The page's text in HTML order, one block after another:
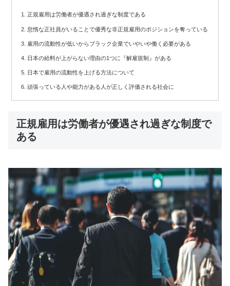
正規雇用は労働者が優遇され過ぎな制度である
怠惰な正社員がいることで優秀な非正規雇用のポジションを奪っている
雇用の流動性が低いからブラック企業でいやいや働く必要がある
日本の給料が上がらない理由の1つに『解雇規制』がある
日本で雇用の流動性を上げる方法について
頑張っている人や能力がある人が正しく評価される社会に
正規雇用は労働者が優遇され過ぎな制度で
ある